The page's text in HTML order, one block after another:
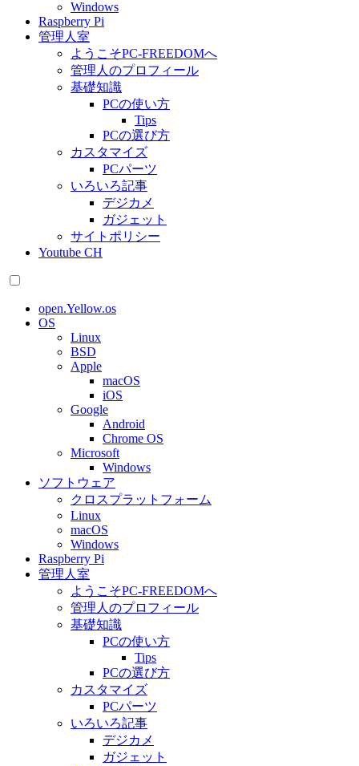
Windows
Raspberry Pi
管理人室
ようこそPC-FREEDOMへ
管理人のプロフィール
基礎知識
PCの使い方
Tips
PCの選び方
カスタマイズ
PCパーツ
いろいろ記事
デジカメ
ガジェット
サイトポリシー
Youtube CH
open.Yellow.os
OS
Linux
BSD
Apple
macOS
iOS
Google
Android
Chrome OS
Microsoft
Windows
ソフトウェア
クロスプラットフォーム
Linux
macOS
Windows
Raspberry Pi
管理人室
ようこそPC-FREEDOMへ
管理人のプロフィール
基礎知識
PCの使い方
Tips
PCの選び方
カスタマイズ
PCパーツ
いろいろ記事
デジカメ
ガジェット